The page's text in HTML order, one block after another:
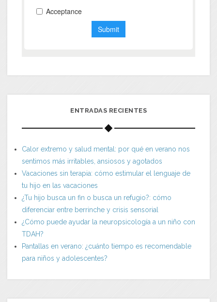
ENTRADAS RECIENTES
Calor extremo y salud mental: por qué en verano nos
sentimos más irritables, ansiosos y agotados
Vacaciones sin terapia: cómo estimular el lenguaje de
tu hijo en las vacaciones
¿Tu hijo busca un fin o busca un refugio?: cómo
diferenciar entre berrinche y crisis sensorial
¿Cómo puede ayudar la neuropsicología a un niño con
TDAH?
Pantallas en verano: ¿cuánto tiempo es recomendable
para niños y adolescentes?